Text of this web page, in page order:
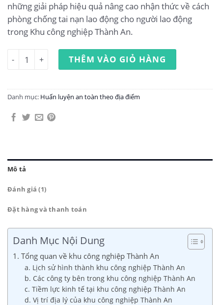
những giải pháp hiệu quả nâng cao nhận thức về cách
phòng chống tai nạn lao động cho người lao động
trong Khu công nghiệp Thành An.
Huấn luyện an toàn lao động tại Khu công nghiệp Thành
THÊM VÀO GIỎ HÀNG
Danh mục: Huấn luyện an toàn theo địa điểm
Mô tả
Đánh giá (1)
Đặt hàng và thanh toán
Danh Mục Nội Dung
1. Tổng quan về khu công nghiệp Thành An
a. Lịch sử hình thành khu công nghiệp Thành An
b. Các công ty bên trong khu công nghiệp Thành An
c. Tiềm lực kinh tế tại khu công nghiệp Thành An
d. Vị trí địa lý của khu công nghiệp Thành An